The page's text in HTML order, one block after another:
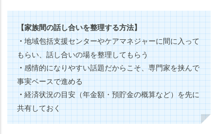
【家族間の話し合いを整理する方法】
・地域包括支援センターやケアマネジャーに間に入って
もらい、話し合いの場を整理してもらう
・感情的になりやすい話題だからこそ、専門家を挟んで
事実ベースで進める
・経済状況の目安（年金額・預貯金の概算など）を先に
共有しておく